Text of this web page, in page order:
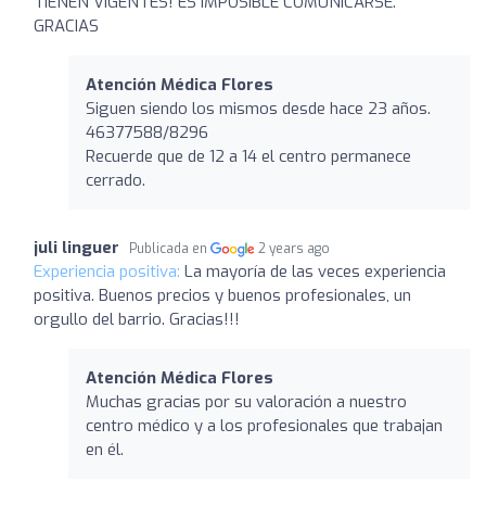
GRACIAS
Atención Médica Flores
Siguen siendo los mismos desde hace 23 años.
46377588/8296
Recuerde que de 12 a 14 el centro permanece
cerrado.
juli linguer Publicada en 2 years ago
Experiencia positiva: La mayoría de las veces experiencia
positiva. Buenos precios y buenos profesionales, un
orgullo del barrio. Gracias!!!
Atención Médica Flores
Muchas gracias por su valoración a nuestro
centro médico y a los profesionales que trabajan
en él.